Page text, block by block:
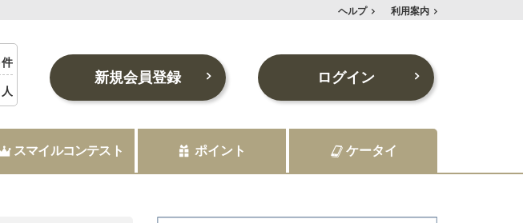
ヘルプ 利用案内
件
人
新規会員登録 ログイン
スマイルコンテスト ポイント ケータイ